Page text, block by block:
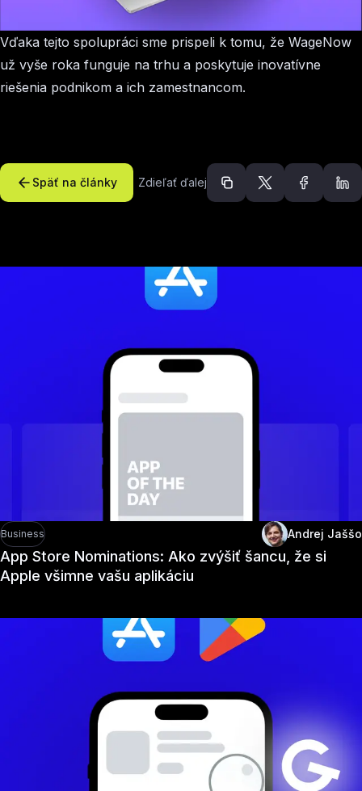
Vďaka tejto spolupráci sme prispeli k tomu, že WageNow
už vyše roka funguje na trhu a poskytuje inovatívne
riešenia podnikom a ich zamestnancom.
Späť na články Zdieľať ďalej
Odporúčané články
Business Andrej Jaššo
App Store Nominations: Ako zvýšiť šancu, že si
Apple všimne vašu aplikáciu